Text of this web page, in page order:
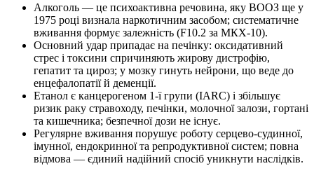
Алкоголь — це психоактивна речовина, яку ВООЗ ще у
1975 році визнала наркотичним засобом; систематичне
вживання формує залежність (F10.2 за МКХ-10).
Основний удар припадає на печінку: оксидативний
стрес і токсини спричиняють жирову дистрофію,
гепатит та цироз; у мозку гинуть нейрони, що веде до
енцефалопатії й деменції.
Етанол є канцерогеном 1-ї групи (IARC) і збільшує
ризик раку стравоходу, печінки, молочної залози, гортані
та кишечника; безпечної дози не існує.
Регулярне вживання порушує роботу серцево-судинної,
імунної, ендокринної та репродуктивної систем; повна
відмова — єдиний надійний спосіб уникнути наслідків.